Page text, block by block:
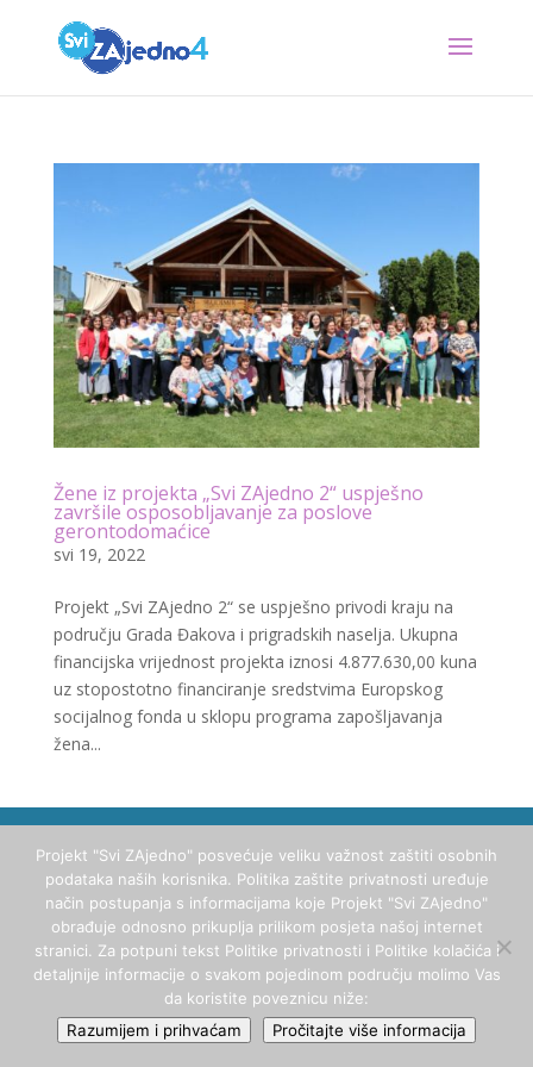
Žene iz projekta „Svi ZAjedno 2“ uspješno
završile osposobljavanje za poslove
gerontodomaćice
svi 19, 2022
Projekt „Svi ZAjedno 2“ se uspješno privodi kraju na
području Grada Đakova i prigradskih naselja. Ukupna
financijska vrijednost projekta iznosi 4.877.630,00 kuna
uz stopostotno financiranje sredstvima Europskog
socijalnog fonda u sklopu programa zapošljavanja
žena...
pridržana. | Stranicu izradio: Studio Kajba
Projekt "Svi ZAjedno" posvećuje veliku važnost zaštiti osobnih
podataka naših korisnika. Politika zaštite privatnosti uređuje
način postupanja s informacijama koje Projekt "Svi ZAjedno"
obrađuje odnosno prikuplja prilikom posjeta našoj internet
stranici. Za potpuni tekst Politike privatnosti i Politike kolačića i
detaljnije informacije o svakom pojedinom području molimo Vas
da koristite poveznicu niže:
Razumijem i prihvaćam
Pročitajte više informacija